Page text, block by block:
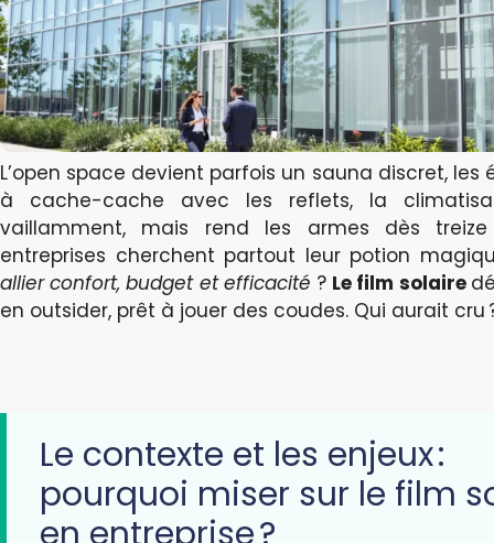
L’open space devient parfois un sauna discret, les
à cache-cache avec les reflets, la
vaillamment, mais rend les armes dès treize
entreprises cherchent partout leur potion
allier confort, budget et efficacité ? Le film solaire
en outsider, prêt à jouer des coudes. Qui aurait cru
Le contexte et les enjeux :
pourquoi miser sur le film